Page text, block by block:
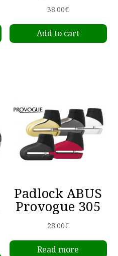
This
may
chosen
page
38.00€
Add to cart
Padlock ABUS
Provogue 305
28.00€
Read more